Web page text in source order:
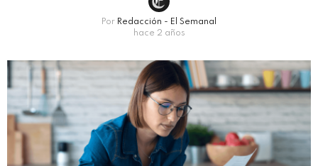
Por Redacción - El Semanal
hace 2 años